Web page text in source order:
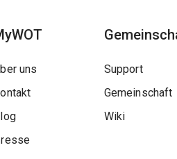
uns
Support
Gemeinschaft
Wiki